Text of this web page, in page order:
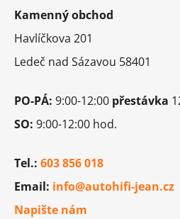
Kamenný obchod
Havlíčkova 201
Ledeč nad Sázavou 58401
PO-PÁ: 9:00-12:00 přestávka
SO: 9:00-12:00 hod.
Tel.: 603 856 018
Email: info@autohifi-jean.cz
Napište nám